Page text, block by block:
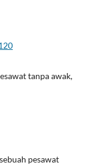
tanpa awak,
pesawat